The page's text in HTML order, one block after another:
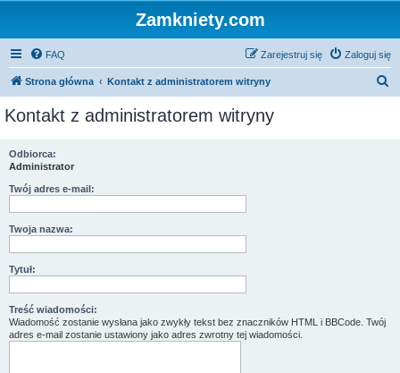
Zamkniety.com
FAQ Zaloguj się
Zarejestruj się
Strona główna Kontakt z administratorem witryny
Kontakt z administratorem witryny
Odbiorca:
Administrator
Twój adres e-mail:
Twoja nazwa:
Tytuł:
Treść wiadomości:
Wiadomość zostanie wysłana jako zwykły tekst bez znaczników HTML i BBCode. Twój
adres e-mail zostanie ustawiony jako adres zwrotny tej wiadomości.